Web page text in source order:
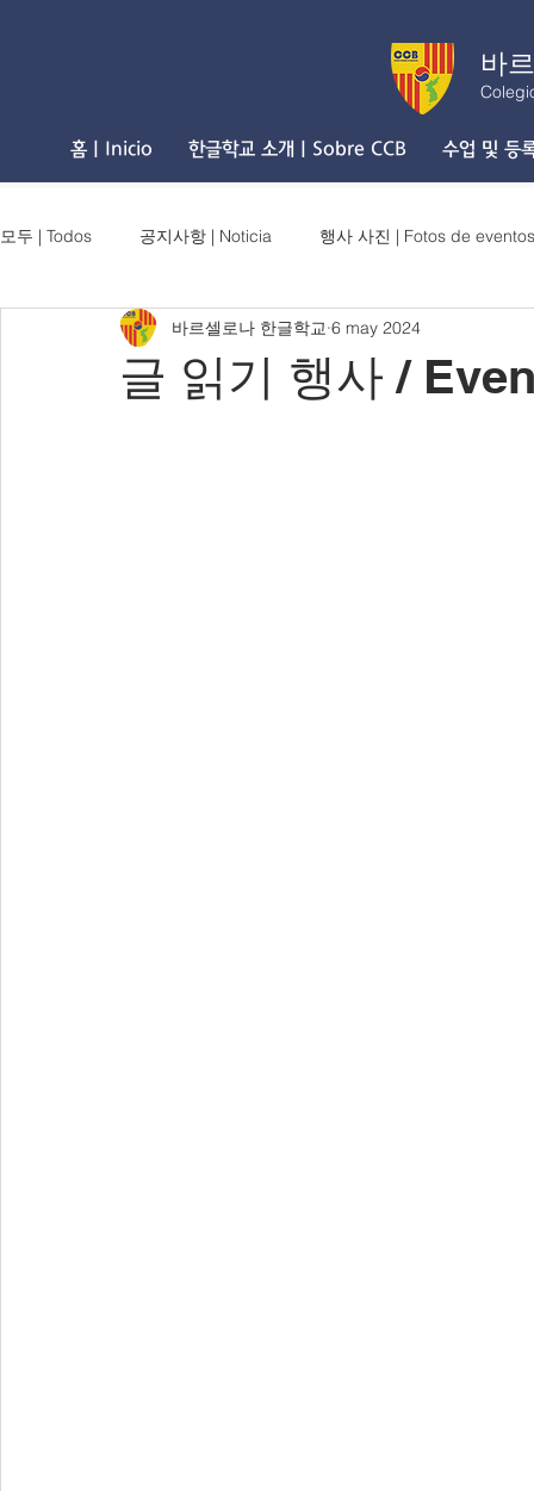
바
홈 | Inicio 한글학교 소개 | Sobre CCB 수업 및 등
모두 | Todos 공지사항 | Noticia 행사 사진 | Fotos de eventos
글 읽기 행사 /
바르셀로나 한글학교 6 may 2024